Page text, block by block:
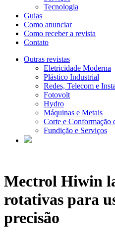
Tecnologia
Guias
Como anunciar
Como receber a revista
Contato
Outras revistas
Eletricidade Moderna
Plástico Industrial
Redes, Telecom e
Fotovolt
Hydro
Máquinas e Metais
Corte e Conformação
Fundição e Serviços
Mectrol Hiwin
rotativas para
precisão